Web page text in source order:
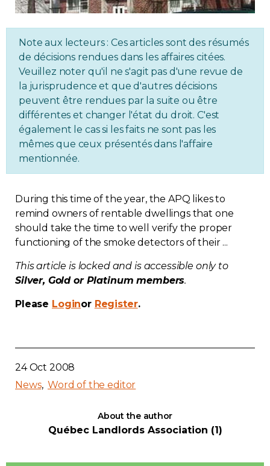
Regulation
Condo
Environment
Various
Rebates APQ
App APQ
Media
FAQ
English
Contact
Note aux lecteurs : Ces articles sont des résumés
de décisions rendues dans les affaires citées.
Veuillez noter qu'il ne s'agit pas d'une revue de
la jurisprudence et que d'autres décisions
peuvent être rendues par la suite ou être
différentes et changer l'état du droit. C'est
également le cas si les faits ne sont pas les
mêmes que ceux présentés dans l'affaire
mentionnée.
During this time of the year, the APQ likes to
remind owners of rentable dwellings that one
should take the time to well verify the proper
functioning of the smoke detectors of their ...
This article is locked and is accessible only to
Silver, Gold or Platinum members.
Please Loginor Register.
24 Oct 2008
News Word of the editor
About the author
Québec Landlords Association (1)